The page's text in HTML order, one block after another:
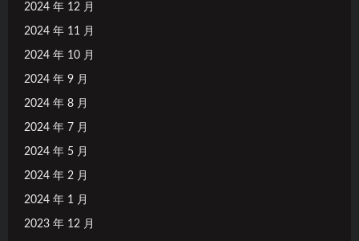
2024 年 12 月
2024 年 11 月
2024 年 10 月
2024 年 9 月
2024 年 8 月
2024 年 7 月
2024 年 5 月
2024 年 2 月
2024 年 1 月
2023 年 12 月